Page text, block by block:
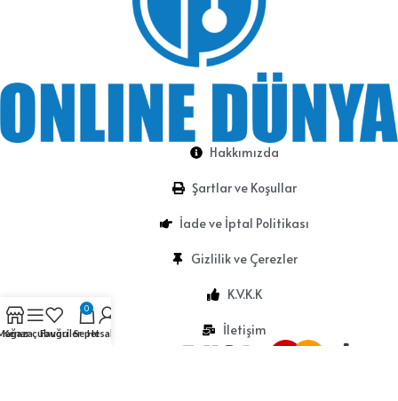
Hakkımızda
Şartlar ve Koşullar
İade ve İptal Politikası
Gizlilik ve Çerezler
K.V.K.K
İletişim
Kenar çubuğu
Favoriler
0
SepetHesabım